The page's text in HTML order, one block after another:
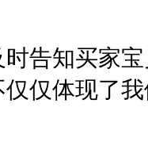
告知买家
仅体现了